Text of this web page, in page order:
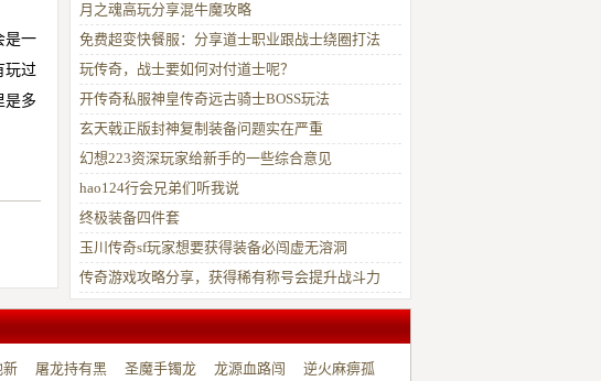
是一
玩过
是多
月之魂高玩分享混牛魔攻略
免费超变快餐服：分享道士职业跟战士绕圈打法
玩传奇，战士要如何对付道士呢？
开传奇私服神皇传奇远古骑士BOSS玩法
玄天戟正版封神复制装备问题实在严重
幻想223资深玩家给新手的一些综合意见
hao124行会兄弟们听我说
终极装备四件套
玉川传奇sf玩家想要获得装备必闯虚无溶洞
传奇游戏攻略分享，获得稀有称号会提升战斗力
新 屠龙持有黑 圣魔手镯龙 龙源血路闯 逆火麻痹孤